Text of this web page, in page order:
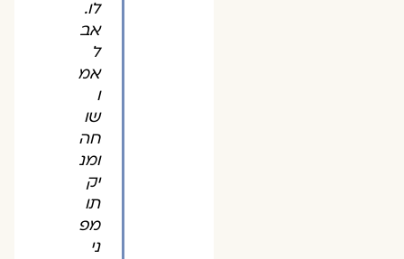
לו.
אב
ל
אמ
ו
שו
חה
ומנ
יק
תו
מפ
ני